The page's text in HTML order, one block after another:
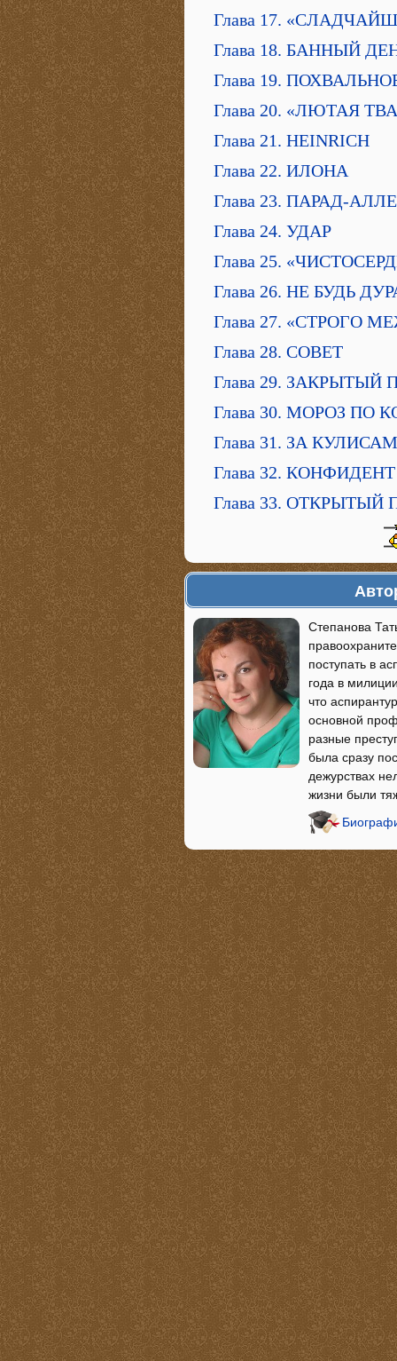
Глава 17.
Глава 18. БАННЫЙ
Глава 19.
Глава 20. «ЛЮТАЯ
Глава 21. HEINRICH
Глава 22. ИЛОНА
Глава 23. ПАРАД-
Глава 24. УДАР
Глава 25.
Глава 26. НЕ БУДЬ
Глава 27. «СТРОГО
Глава 28. СОВЕТ
Глава 29. ЗАКРЫТЫЙ
Глава 30. МОРОЗ ПО
Глава 31. ЗА
Глава 32. КОНФИДЕНТ
Глава 33. ОТКРЫТЫЙ
Степанова
поступать в
года в
что
основной
разные
была сразу
дежурствах
жизни были